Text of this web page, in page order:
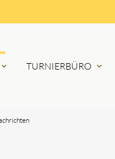
expand_more TURNIERBÜRO expand_more